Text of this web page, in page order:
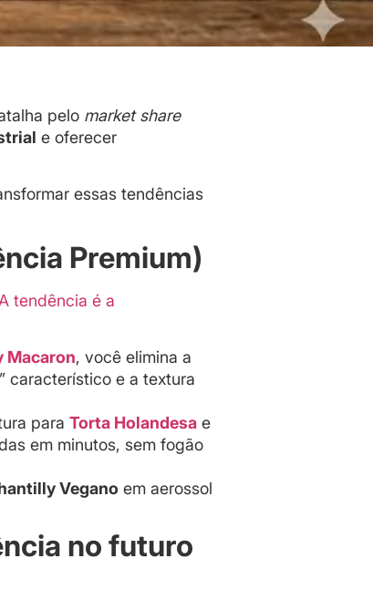
pelo market share
e oferecer
essas tendências
Premium)
tendência é a
Macaron, você elimina a
característico e a textura
para Torta Holandesa e
em minutos, sem fogão
Vegano em aerossol
no futuro